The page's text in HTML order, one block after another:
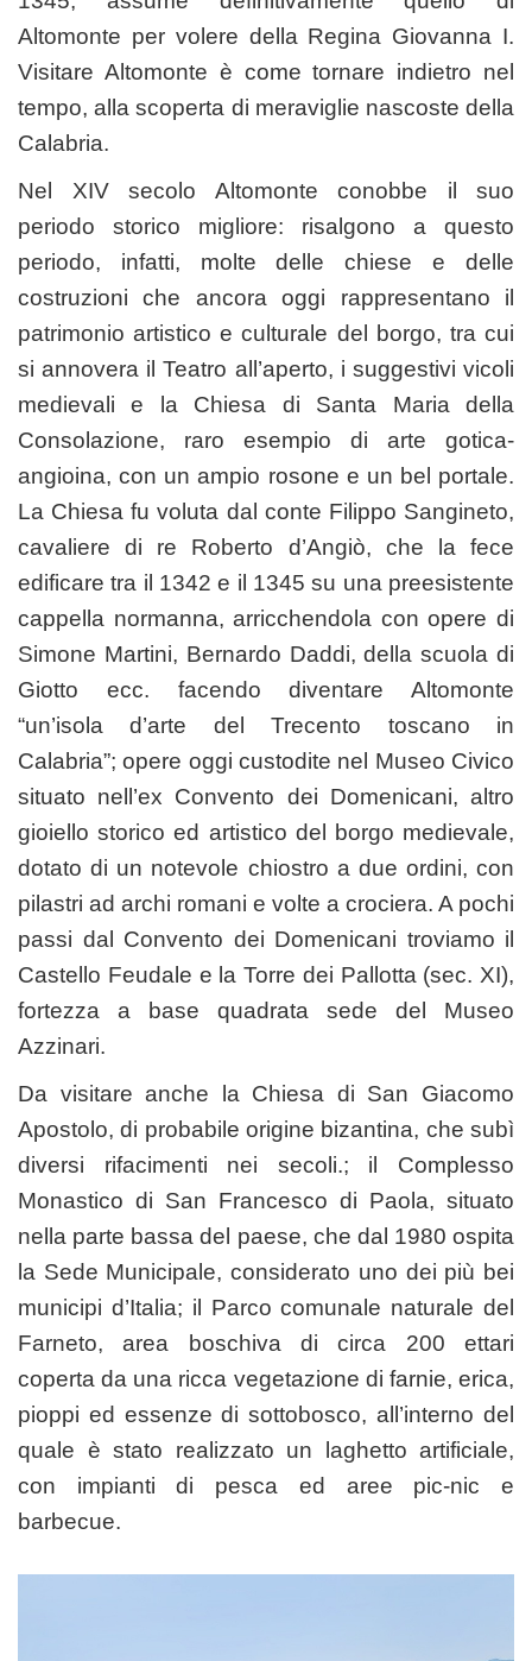
Altomonte per volere della Regina Giovanna I.
Visitare Altomonte è come tornare indietro nel
tempo, alla scoperta di meraviglie nascoste della
Calabria.
Nel XIV secolo Altomonte conobbe il suo
periodo storico migliore: risalgono a questo
periodo, infatti, molte delle chiese e delle
costruzioni che ancora oggi rappresentano il
patrimonio artistico e culturale del borgo, tra cui
si annovera il Teatro all’aperto, i suggestivi vicoli
medievali e la Chiesa di Santa Maria della
Consolazione, raro esempio di arte gotica-
angioina, con un ampio rosone e un bel portale.
La Chiesa fu voluta dal conte Filippo Sangineto,
cavaliere di re Roberto d’Angiò, che la fece
edificare tra il 1342 e il 1345 su una preesistente
cappella normanna, arricchendola con opere di
Simone Martini, Bernardo Daddi, della scuola di
Giotto ecc. facendo diventare Altomonte
“un’isola d’arte del Trecento toscano in
Calabria”; opere oggi custodite nel Museo Civico
situato nell’ex Convento dei Domenicani, altro
gioiello storico ed artistico del borgo medievale,
dotato di un notevole chiostro a due ordini, con
pilastri ad archi romani e volte a crociera. A pochi
passi dal Convento dei Domenicani troviamo il
Castello Feudale e la Torre dei Pallotta (sec. XI),
fortezza a base quadrata sede del Museo
Azzinari.
Da visitare anche la Chiesa di San Giacomo
Apostolo, di probabile origine bizantina, che subì
diversi rifacimenti nei secoli.; il Complesso
Monastico di San Francesco di Paola, situato
nella parte bassa del paese, che dal 1980 ospita
la Sede Municipale, considerato uno dei più bei
municipi d’Italia; il Parco comunale naturale del
Farneto, area boschiva di circa 200 ettari
coperta da una ricca vegetazione di farnie, erica,
pioppi ed essenze di sottobosco, all’interno del
quale è stato realizzato un laghetto artificiale,
con impianti di pesca ed aree pic-nic e
barbecue.